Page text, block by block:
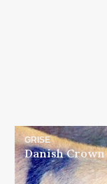
GRISE
Danish